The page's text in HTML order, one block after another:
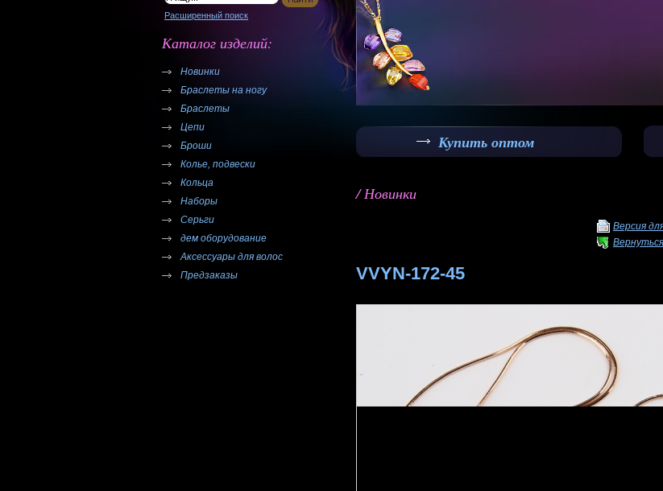
Расширенный поиск
Каталог изделий:
Новинки
Браслеты на ногу
Браслеты
Цепи
Броши
Колье, подвески
Кольца
Наборы
Серьги
дем оборудование
Аксессуары для волос
Предзаказы
Купить оптом
/ Новинки
Версия
VVYN-172-45